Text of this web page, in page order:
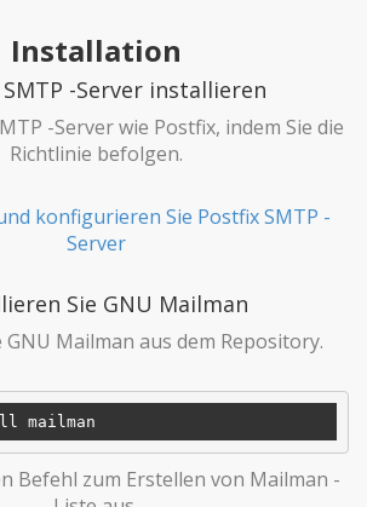
Installation
-Server installieren
-Server wie Postfix, indem Sie die
Richtlinie befolgen.
konfigurieren Sie Postfix SMTP -
Server
Sie GNU Mailman
Mailman aus dem Repository.
Befehl zum Erstellen von Mailman -